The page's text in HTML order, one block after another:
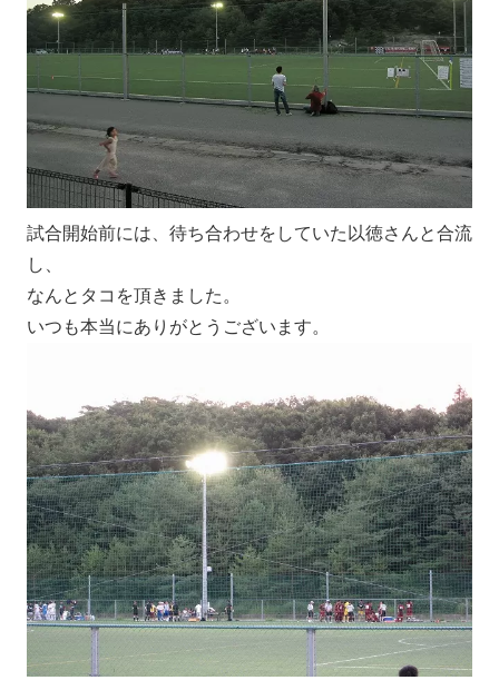
試合開始前には、待ち合わせをしていた以徳さんと合流
し、
なんとタコを頂きました。
いつも本当にありがとうございます。